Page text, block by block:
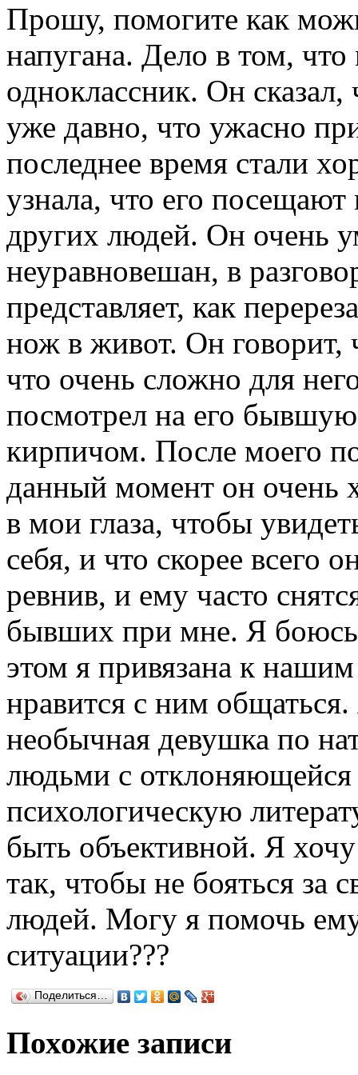
Прошу, помогите как
напугана. Дело в том,
одноклассник. Он сказал,
уже давно, что ужасно
последнее время стали
узнала, что его
других людей. Он очень
неуравновешан, в
представляет, как
нож в живот. Он говорит,
что очень сложно для
посмотрел на его
кирпичом. После моего
данный момент он очень
в мои глаза, чтобы
себя, и что скорее всего
ревнив, и ему часто
бывших при мне. Я боюсь
этом я привязана к
нравится с ним
необычная девушка по
людьми с
психологическую
быть объективной. Я
так, чтобы не бояться за
людей. Могу я помочь
ситуации???
Поделиться…
Похожие записи